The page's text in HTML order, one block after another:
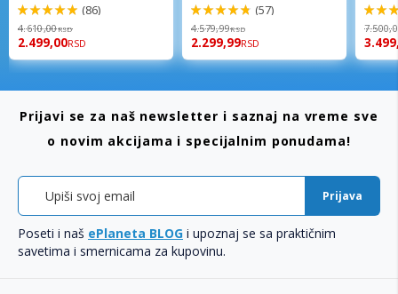
98%
(86)
4.610,00RSD
2.499,00RSD
96%
(57)
4.579,99RSD
2.299,99RSD
94%
Prijavi se za naš newsletter i saznaj na vreme sve
o novim akcijama i specijalnim ponudama!
Prijava
Poseti i naš ePlaneta BLOG i upoznaj se sa praktičnim
savetima i smernicama za kupovinu.